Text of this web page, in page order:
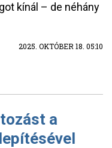
kínál – de néhány
2025. OKTÓBER 18. 05:10
a